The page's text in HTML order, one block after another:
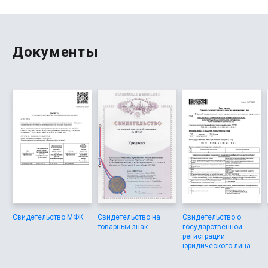
гарантирует защиту прав. Некоторые МФО навязывают
рекомендовать другим. Все люди могут обращаться
Документы
Свидетельство МФК
Свидетельство на
товарный знак
Свидетельство о
государственной
регистрации
юридического лица